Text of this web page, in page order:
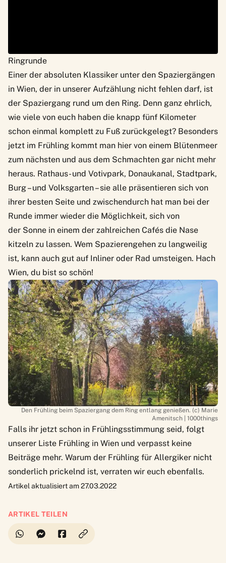
Ringrunde
Einer der absoluten Klassiker unter den Spaziergängen
in Wien, der in unserer Aufzählung nicht fehlen darf, ist
der Spaziergang rund um den Ring. Denn ganz ehrlich,
wie viele von euch haben die knapp fünf Kilometer
schon einmal komplett zu Fuß zurückgelegt? Besonders
jetzt im Frühling kommt man hier von einem Blütenmeer
zum nächsten und aus dem Schmachten gar nicht mehr
heraus. Rathaus- und Votivpark, Donaukanal, Stadtpark,
Burg – und Volksgarten – sie alle präsentieren sich von
ihrer besten Seite und zwischendurch hat man bei der
Runde immer wieder die Möglichkeit, sich von
der Sonne in einem der zahlreichen Cafés die Nase
kitzeln zu lassen. Wem Spazierengehen zu langweilig
ist, kann auch gut auf Inliner oder Rad umsteigen. Hach
Wien, du bist so schön!
Den Frühling beim Spaziergang dem Ring entlang genießen. (c) Marie
Amenitsch | 1000things
Falls ihr jetzt schon in Frühlingsstimmung seid, folgt
unserer Liste Frühling in Wien und verpasst keine
Beiträge mehr. Warum der Frühling für Allergiker nicht
sonderlich prickelnd ist, verraten wir euch ebenfalls.
Artikel aktualisiert am 27.03.2022
ARTIKEL TEILEN